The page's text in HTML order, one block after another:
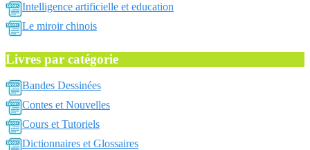
Intelligence artificielle et education
Le miroir chinois
Livres par catégorie
Bandes Dessinées
Contes et Nouvelles
Cours et Tutoriels
Dictionnaires et Glossaires